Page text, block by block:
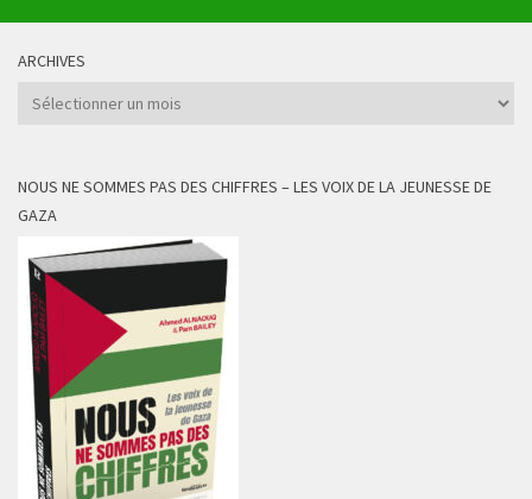
ARCHIVES
Archives
NOUS NE SOMMES PAS DES CHIFFRES – LES VOIX DE LA JEUNESSE DE
GAZA